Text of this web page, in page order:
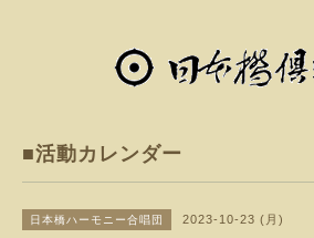
■活動カレンダー
日本橋ハーモニー合唱団 2023-10-23 (月)